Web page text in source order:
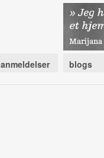
anmeldelser blogs